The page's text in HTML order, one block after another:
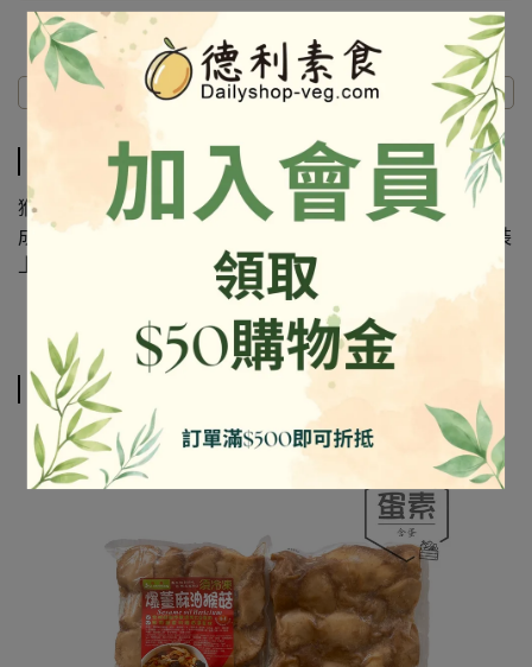
商品介紹
商品介紹
猴頭菇 猴菇
成份及營養標示如圖所示，若與圖片有差異時，以實際包裝
相關商品